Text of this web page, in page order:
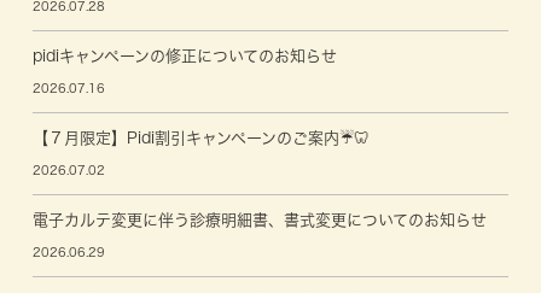
2026.07.28
pidiキャンペーンの修正についてのお知らせ
2026.07.16
【７月限定】Pidi割引キャンペーンのご案内☔🦷
2026.07.02
電子カルテ変更に伴う診療明細書、書式変更についてのお知らせ
2026.06.29